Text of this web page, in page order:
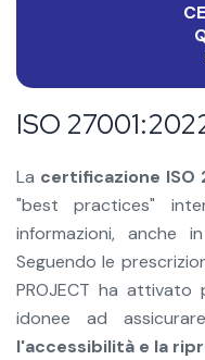
ISO
La certificazione ISO
"best practices"
informazioni, anche
Seguendo le
PROJECT ha
idonee ad
l'accessibilità e la